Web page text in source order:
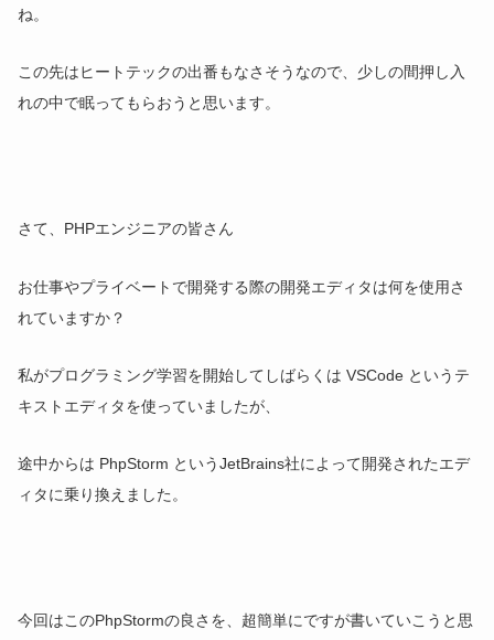
ね。
この先はヒートテックの出番もなさそうなので、少しの間押し入
れの中で眠ってもらおうと思います。
さて、PHPエンジニアの皆さん
お仕事やプライベートで開発する際の開発エディタは何を使用さ
れていますか？
私がプログラミング学習を開始してしばらくは VSCode というテ
キストエディタを使っていましたが、
途中からは PhpStorm というJetBrains社によって開発されたエデ
ィタに乗り換えました。
今回はこのPhpStormの良さを、超簡単にですが書いていこうと思